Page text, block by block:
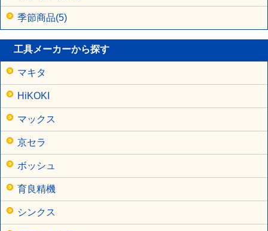
季節商品(5)
工具メーカーから探す
マキタ
HiKOKI
マックス
京セラ
ボッシュ
育良精機
シンクス